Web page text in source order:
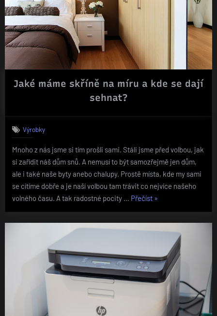
Jaké máme skříně na míru a kde se dají
sehnat?
Výrobky
Mnoho z nás jsme si tím prošli sami. Stáli jsme před volbou, jak
si zařídit náš dům snů. A nemusí to být samozřejmě jen dům,
ale i také naše byty anebo chalupy. Prostě místa, kde my sami
se cítíme dobře a je naší volbou tam trávit co nejvíce našeho
volného času. A tak radostné pocity … Přečíst„Jaké
skříně
a
kde
se
sehnat?“
»